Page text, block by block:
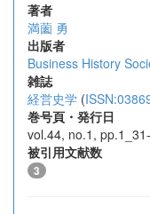
著者
満薗 勇
出版者
Business History
雑誌
経営史学 (
巻号頁・発行日
vol.44, no.1,
被引用文献数
3